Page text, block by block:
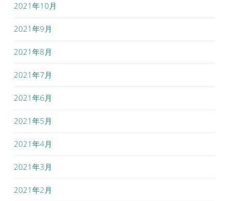
2021年10月
2021年9月
2021年8月
2021年7月
2021年6月
2021年5月
2021年4月
2021年3月
2021年2月